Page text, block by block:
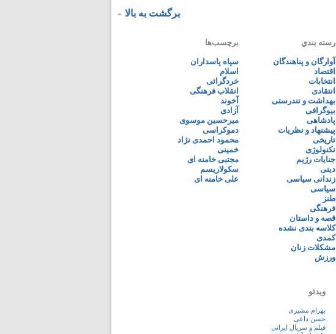
برگشت به بالا
رسته بندي
آوارگان و پناهندگان
اقتصاد
انتخابات
انتقادی
بهداشت و تندرستی
بیوگرافی
پادشاهی
پیشنهاد و نظریات
تاریخی
تکنولوژی
جنایات رژیم
دینی
زندانی سیاسی
سیاسی
طنز
فرهنگی
قصه و داستان
کلاسه بندی نشده
کمدی
مشکلات زنان
ورزش
برچسب‌ها
سپاه پاسداران
اسلام
خردگرائی
انقلاب فرهنگی
آخوند
آزادی
میرحسین موسوی
دموکراسی
محمود احمدی نژاد
خمینی
مجتبی خامنه ای
سکولاریسم
علی خامنه ای
ویدئو
بهرام مشیری
حسن داعی
فيلم و سريال ايرانی